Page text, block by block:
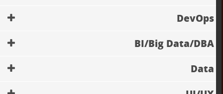
DevOps
BI/Big Data/DBA
Data